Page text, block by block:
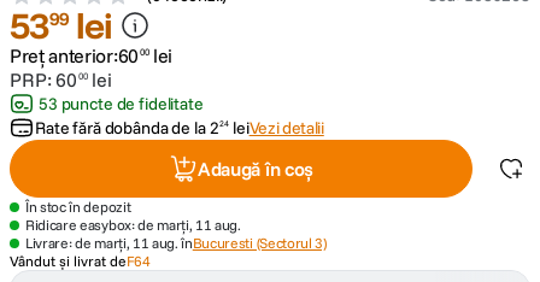
5. canon sx740 hs
6. lavaliera
8. card memorie
5399 lei
Preț anterior:60 00 lei
PRP:60 00 lei
53 puncte de fidelitate
Rate fără dobânda de la224 leiVezi detalii
Adaugă în coș
În stoc în depozit
Ridicare easybox: de marți, 11 aug.
Livrare: de marți, 11 aug. înBucuresti (Sectorul 3)
Vândut și livrat deF64